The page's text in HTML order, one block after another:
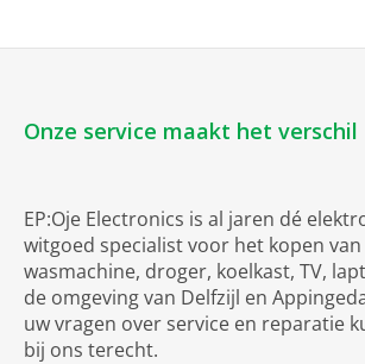
Onze service maakt het verschil
EP:Oje Electronics is al jaren dé
witgoed specialist voor het kopen van
wasmachine, droger, koelkast, TV,
de omgeving van Delfzijl en
uw vragen over service en reparatie
bij ons terecht.